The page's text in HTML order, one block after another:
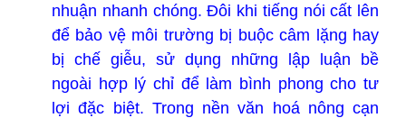
nhuận nhanh chóng. Đôi khi tiếng nói cất lên
để bảo vệ môi trường bị buộc câm lặng hay
bị chế giễu, sử dụng những lập luận bề
ngoài hợp lý chỉ để làm bình phong cho tư
lợi đặc biệt. Trong nền văn hoá nông cạn